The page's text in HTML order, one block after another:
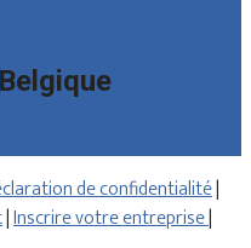
de confidentialité|
|Inscrire votre entreprise|